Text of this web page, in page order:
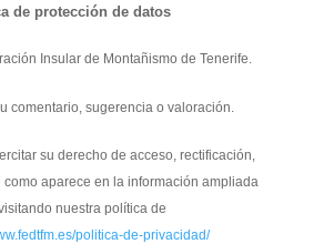
de protección de datos
Insular de Montañismo de Tenerife.
comentario, sugerencia o valoración.
su derecho de acceso, rectificación,
como aparece en la información ampliada
nuestra política de
politica-de-privacidad/